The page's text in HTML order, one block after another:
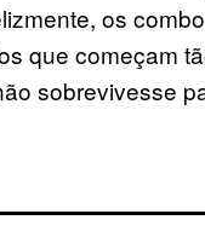
os
que começam
sobrevivesse